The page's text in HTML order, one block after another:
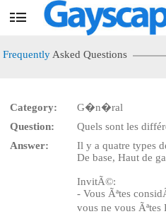
User
Frequently Asked Questions
Category:
G�n�ral
Question:
Quels sont les
Answer:
Il y a quatre types
De base, Haut de
InvitÃ©:
- Vous Ãªtes
vous ne vous Ãªtes
LIMITED